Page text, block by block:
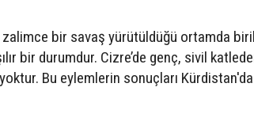
zalimce bir savaş yürütüldüğü ortamda
bir durumdur. Cizre’de genç, sivil
Bu eylemlerin sonuçları Kürdistan'da